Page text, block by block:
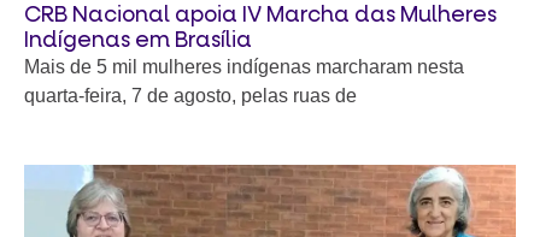
CRB Nacional apoia IV Marcha das Mulheres
Indígenas em Brasília
Mais de 5 mil mulheres indígenas marcharam nesta
quarta-feira, 7 de agosto, pelas ruas de